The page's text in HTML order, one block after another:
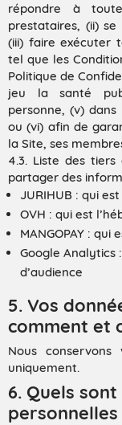
répondre à
prestataires, (ii)
(iii) faire exécuter
tel que les
Politique de
jeu la santé
personne, (v) dans
ou (vi) afin de
la Site, ses
4.3. Liste des
partager des
JURIHUB : qui
OVH : qui est
MANGOPAY :
Google Analytics
d’audience
5. Vos
comment et
Nous conservons
uniquement.
6. Quels
personnelles